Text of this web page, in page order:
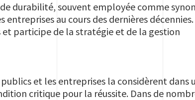
durabilité, souvent employée comme
au cours des dernières décennies.
et participe de la stratégie et de la gestion
et les entreprises la considèrent dans
critique pour la réussite. Dans de